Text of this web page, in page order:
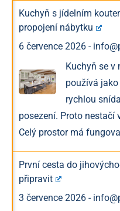
Kuchyň s jídelním
propojení nábytku
6 července 2026 -
Kuchyň se v
používá
rychlou
posezení. Proto nestačí
Celý prostor má
První cesta do
připravit
3 července 2026 -